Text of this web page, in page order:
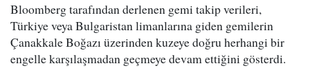
Bloomberg tarafından derlenen gemi takip verileri,
Türkiye veya Bulgaristan limanlarına giden gemilerin
Çanakkale Boğazı üzerinden kuzeye doğru herhangi bir
engelle karşılaşmadan geçmeye devam ettiğini gösterdi.